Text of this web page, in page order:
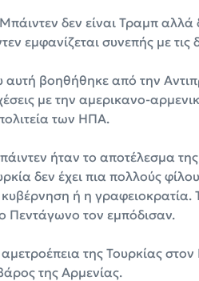
Μπάιντεν δεν είναι Τραμπ
εμφανίζεται συνεπής με τις
βοηθήθηκε από την
με την αμερικανο-
των ΗΠΑ.
ήταν το αποτέλεσμα
δεν έχει πια πολλούς
ή η γραφειοκρατία.
Πεντάγωνο τον εμπόδισαν.
της Τουρκίας
της Αρμενίας.